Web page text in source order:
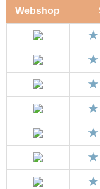
Webshop